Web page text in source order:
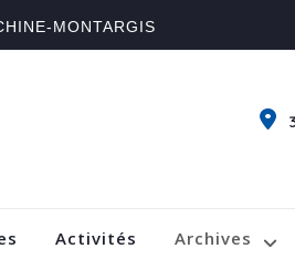
MONTARGIS
Activités Archives